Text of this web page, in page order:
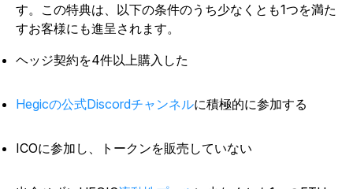
す。この特典は、以下の条件のうち少なくとも1つを満た
すお客様にも進呈されます。
ヘッジ契約を4件以上購入した
Hegicの公式Discordチャンネルに積極的に参加する
ICOに参加し、トークンを販売していない